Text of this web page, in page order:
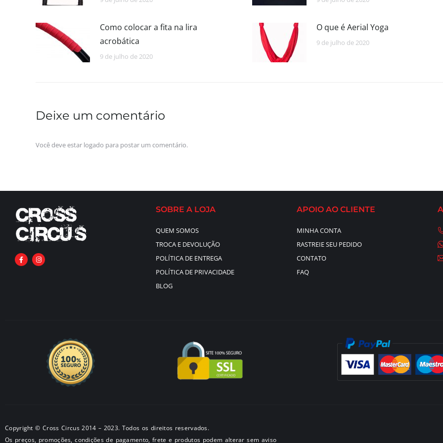
Como colocar a fita na lira
acrobática
9 de julho de 2020
O que é Aerial Yoga
9 de julho de 2020
Deixe um comentário
Você deve estar logado para postar um comentário.
SOBRE A LOJA
QUEM SOMOS
TROCA E DEVOLUÇÃO
POLÍTICA DE ENTREGA
POLÍTICA DE PRIVACIDADE
BLOG
APOIO AO CLIENTE
MINHA CONTA
RASTREIE SEU PEDIDO
CONTATO
FAQ
Copyright © Cross Circus 2014 – 2023. Todos os direitos reservados.
Os preços, promoções, condições de pagamento, frete e produtos podem alterar sem aviso